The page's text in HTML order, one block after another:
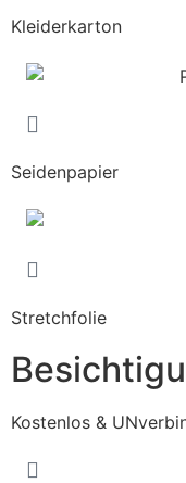
Kleiderkarton
Seidenpapier
Stretchfolie
Kostenlos &